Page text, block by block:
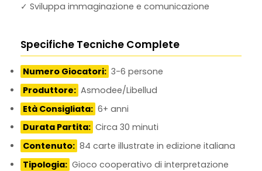
✓ Sviluppa immaginazione e comunicazione
Specifiche Tecniche Complete
Numero Giocatori: 3-6 persone
Produttore: Asmodee/Libellud
Età Consigliata: 6+ anni
Durata Partita: Circa 30 minuti
Contenuto: 84 carte illustrate in edizione italiana
Tipologia: Gioco cooperativo di interpretazione